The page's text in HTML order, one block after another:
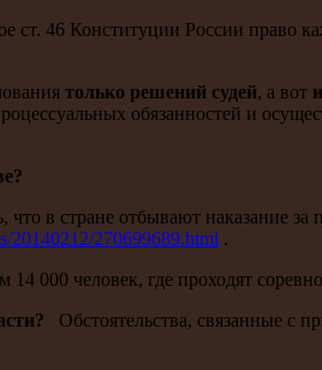
ст. 46 Конституции России право
только решений судей, а вот
обязанностей и
в стране отбывают наказание
20140212/270699689.html .
000 человек, где проходят
Обстоятельства, связанные с